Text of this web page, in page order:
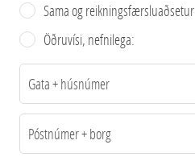
Sama og reikningsfærsluaðsetur
Öðruvísi, nefnilega: